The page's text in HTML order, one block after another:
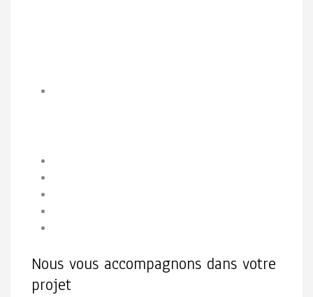
Nous vous accompagnons dans votre
projet